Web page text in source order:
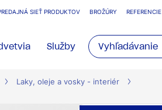
SIEŤ PRODUKTOV BROŽÚRY REFERENCIE
Služby
Laky, oleje a vosky - interiér